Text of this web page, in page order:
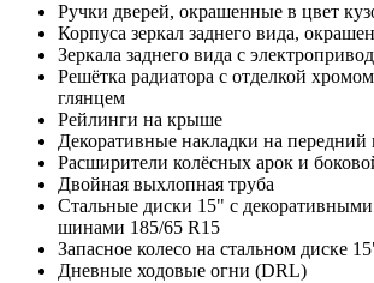
Ручки дверей, окрашенные в цвет
Корпуса зеркал заднего вида,
Зеркала заднего вида с
Решётка радиатора с отделкой
глянцем
Рейлинги на крыше
Декоративные накладки на
Расширители колёсных арок и
Двойная выхлопная труба
Стальные диски 15" с
шинами 185/65 R15
Запасное колесо на стальном диске
Дневные ходовые огни (DRL)